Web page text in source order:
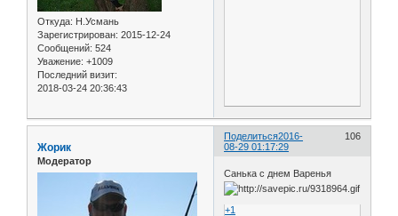
Откуда: Н.Усмань
Зарегистрирован: 2015-12-24
Сообщений: 524
Уважение: +1009
Последний визит:
2018-03-24 20:36:43
Поделиться 106
2016-
08-29 01:17:29
Жорик
Модератор
Санька с днем Варенья
+1